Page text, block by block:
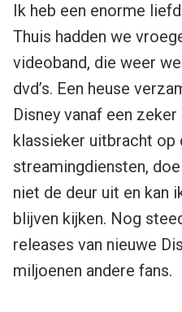
Ik heb een enorme
Thuis hadden we
videoband, die weer
dvd’s. Een heuse
Disney vanaf een
klassieker uitbracht op
streamingdiensten,
niet de deur uit en kan
blijven kijken. Nog
releases van nieuwe
miljoenen andere fans.